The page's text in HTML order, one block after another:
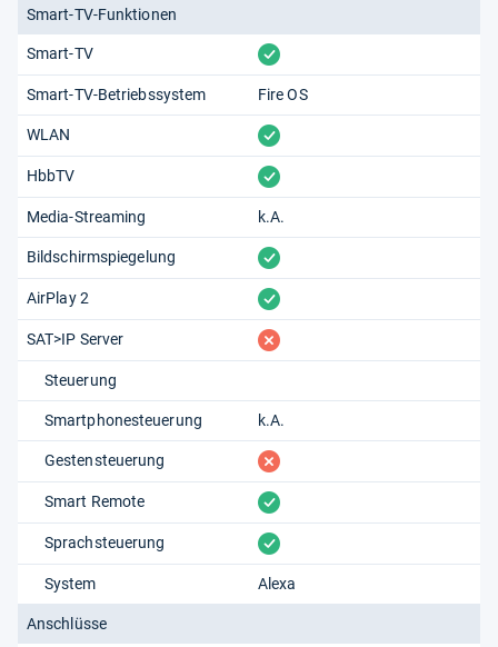
Smart-TV-Funktionen
Smart-TV vorhanden
Smart-TV-Betriebssystem Fire OS
WLAN vorhanden
HbbTV vorhanden
Media-Streaming k.A.
Bildschirmspiegelung vorhanden
AirPlay 2 vorhanden
SAT>IP Server fehlt
Steuerung
Smartphonesteuerung k.A.
Gestensteuerung fehlt
Smart Remote vorhanden
Sprachsteuerung vorhanden
System Alexa
Anschlüsse